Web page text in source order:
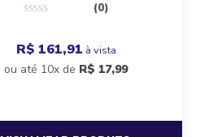
(0)
R$ 161,91 à vista
ou até 10x de R$17,99